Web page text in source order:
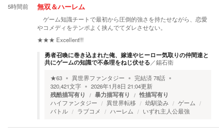
5時間前 無双＆ハーレム
ゲーム知識チートで最初から圧倒的強さを持たせながら、恋愛
やコメディをテンポよく挟んでてダレさせない。
★★★ Excellent!!!
勇者召喚に巻き込まれた俺、嫁達やヒーロー気取りの仲間達と
共にゲームの知識で不条理をねじ伏せる ／錫石衛
★63 異世界ファンタジー 完結済78話
320,421文字 2026年1月8日 21:04更新
残酷描写有り 暴力描写有り 性描写有り
ハイファンタジー 異世界転移 幼馴染み
ゲーム
バトル
ラブコメ ハーレム いずれ主人公最強